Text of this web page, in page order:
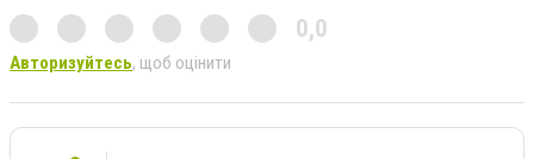
0,0
Авторизуйтесь, щоб оцінити